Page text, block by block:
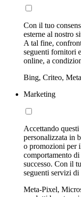
Con il tuo
esterne al nostro
A tal fine,
seguenti fornitori
online, a
Bing, Criteo,
Marketing
Accettando
personalizzata in
o promozioni per
comportamento
successo. Con il
seguenti servizi di
Meta-Pixel,